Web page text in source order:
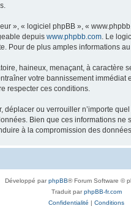
», « logiciel phpBB », «
depuis www.phpbb.com . Le
Pour de plus amples informations
haineux, menaçant, à
votre bannissement
respecter ces conditions.
ou verrouiller n’importe
Bien que ces informations
à la compromission des données.
Développé parphpBB® Forum Software ©
Traduit parphpBB-fr.com
Confidentialité | Conditions